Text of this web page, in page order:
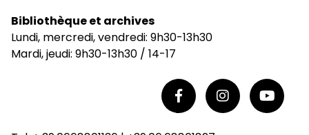
Bibliothèque et archives
Lundi, mercredi, vendredi: 9h30-13h30
Mardi, jeudi: 9h30-13h30 / 14-17